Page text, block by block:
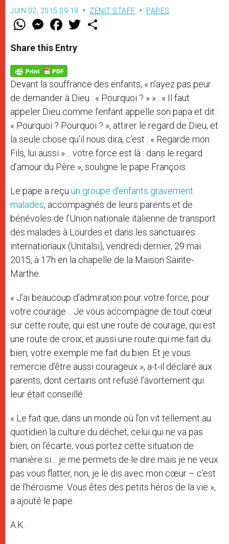
JUIN 02, 2015 09:19 ZENIT STAFF PAPES
W
t
s
p
p
M
e
s
e
g
e
r
F
a
e
b
o
k
w
Share this Entry
Devant la souffrance des enfants, « n’ayez pas peur
de demander à Dieu : « Pourquoi ? » » : « Il faut
appeler Dieu comme l’enfant appelle son papa et dit :
« Pourquoi ? Pourquoi ? », attirer le regard de Dieu, et
la seule chose qu’il nous dira, c’est : « Regarde mon
Fils, lui aussi »… votre force est là : dans le regard
d’amour du Père », souligne le pape François.
Le pape a reçu un groupe d’enfants gravement
malades, accompagnés de leurs parents et de
bénévoles de l’Union nationale italienne de transport
des malades à Lourdes et dans les sanctuaires
internationaux (Unitalsi), vendredi dernier, 29 mai
2015, à 17h en la chapelle de la Maison Sainte-
Marthe.
« J’ai beaucoup d’admiration pour votre force, pour
votre courage… Je vous accompagne de tout cœur
sur cette route, qui est une route de courage, qui est
une route de croix, et aussi une route qui me fait du
bien, votre exemple me fait du bien. Et je vous
remercie d’être aussi courageux », a-t-il déclaré aux
parents, dont certains ont refusé l’avortement qui
leur était conseillé.
« Le fait que, dans un monde où l’on vit tellement au
quotidien la culture du déchet, celui qui ne va pas
bien, on l’écarte, vous portez cette situation de
manière si… je me permets de le dire mais je ne veux
pas vous flatter, non, je le dis avec mon cœur – c’est
de l’héroïsme. Vous êtes des petits héros de la vie »,
a ajouté le pape.
A.K.